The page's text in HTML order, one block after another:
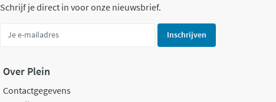
Schrijf je direct in voor onze nieuwsbrief.
Inschrijven
Over Plein
Contactgegevens